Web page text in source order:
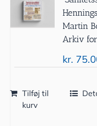
Martin
Arkiv for
kr.
Tilføj til
kurv